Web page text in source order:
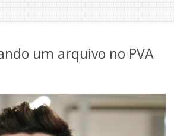
um arquivo no PVA